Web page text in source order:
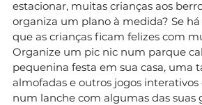
estacionar, muitas crianças aos
organiza um plano à medida? Se
que as crianças ficam felizes com
Organize um pic nic num parque
pequenina festa em sua casa, uma
almofadas e outros jogos
num lanche com algumas das suas